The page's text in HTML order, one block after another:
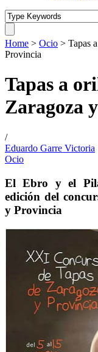
Home > Ocio > Tapas
Provincia
Tapas a
Zaragoza
/
Eduardo Garre Victoria
Ocio
El Ebro y el
edición del
y Provincia